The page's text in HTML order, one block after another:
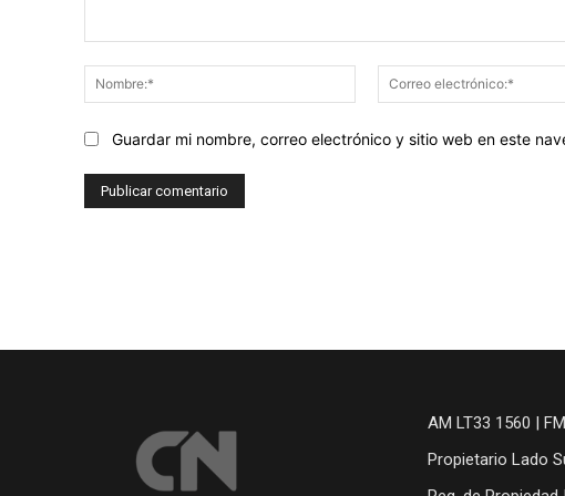
Nombre:*
Guardar mi nombre, correo electrónico y sitio web en este
AM LT33 1560 |
Propietario Lado